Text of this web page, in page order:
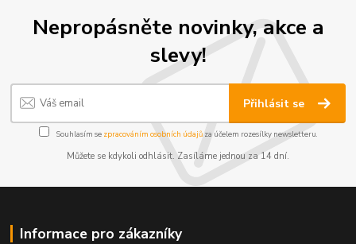
Nepropásněte novinky, akce a
slevy!
Přihlásit se
Souhlasím se zpracováním osobních údajůza účelem rozesílky newsletteru.
Můžete se kdykoli odhlásit. Zasíláme jednou za 14 dní.
Informace pro zákazníky